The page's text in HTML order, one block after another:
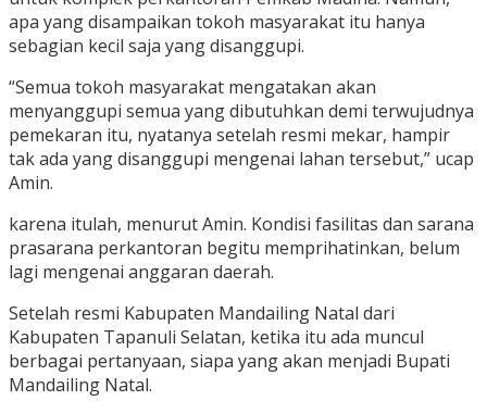
apa yang disampaikan tokoh masyarakat itu hanya
sebagian kecil saja yang disanggupi.
“Semua tokoh masyarakat mengatakan akan
menyanggupi semua yang dibutuhkan demi terwujudnya
pemekaran itu, nyatanya sete‎lah resmi mekar, hampir
tak ada yang disanggupi mengenai lahan tersebut,” ucap
Amin.
karena itulah, menurut Amin. Kondisi fasilitas dan sarana
prasarana perkantoran begitu memprihatinkan, belum
lagi mengenai anggaran daerah.
Setelah resmi Kabupaten Mandailing Natal dari
Kabupaten Tapanuli Selatan, ketika itu ada muncul
berbagai pertanyaan, siapa yang akan menjadi Bupati
Mandailing Natal.